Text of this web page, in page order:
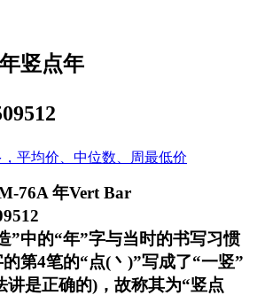
竖点年
平均价、中位数、周最低价
76A 年Vert Bar
”中的“年”字与当时的书写习惯
第4笔的“点(丶)”写成了“一竖”
讲是正确的)，故称其为“竖点